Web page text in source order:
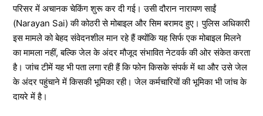
परिसर में अचानक चेकिंग शुरू कर दी गई। उसी दौरान नारायण साईं
(Narayan Sai) की कोठरी से मोबाइल और सिम बरामद हुए। पुलिस अधिकारी
इस मामले को बेहद संवेदनशील मान रहे हैं क्योंकि यह सिर्फ एक मोबाइल मिलने
का मामला नहीं, बल्कि जेल के अंदर मौजूद संभावित नेटवर्क की ओर संकेत करता
है। जांच टीमें यह भी पता लगा रही हैं कि फोन किसके संपर्क में था और उसे जेल
के अंदर पहुंचाने में किसकी भूमिका रही। जेल कर्मचारियों की भूमिका भी जांच के
दायरे में है।